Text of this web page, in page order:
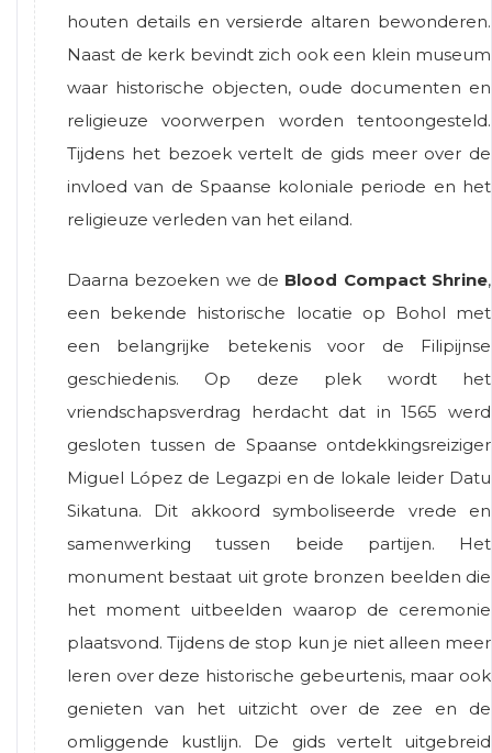
houten details en versierde altaren bewonderen.
Naast de kerk bevindt zich ook een klein museum
waar historische objecten, oude documenten en
religieuze voorwerpen worden tentoongesteld.
Tijdens het bezoek vertelt de gids meer over de
invloed van de Spaanse koloniale periode en het
religieuze verleden van het eiland.
Daarna bezoeken we de Blood Compact Shrine,
een bekende historische locatie op Bohol met
een belangrijke betekenis voor de Filipijnse
geschiedenis. Op deze plek wordt het
vriendschapsverdrag herdacht dat in 1565 werd
gesloten tussen de Spaanse ontdekkingsreiziger
Miguel López de Legazpi en de lokale leider Datu
Sikatuna. Dit akkoord symboliseerde vrede en
samenwerking tussen beide partijen. Het
monument bestaat uit grote bronzen beelden die
het moment uitbeelden waarop de ceremonie
plaatsvond. Tijdens de stop kun je niet alleen meer
leren over deze historische gebeurtenis, maar ook
genieten van het uitzicht over de zee en de
omliggende kustlijn. De gids vertelt uitgebreid